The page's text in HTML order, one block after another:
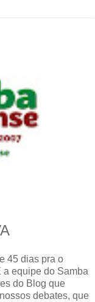
45 dias pra o
a equipe do Samba
do Blog que
debates, que